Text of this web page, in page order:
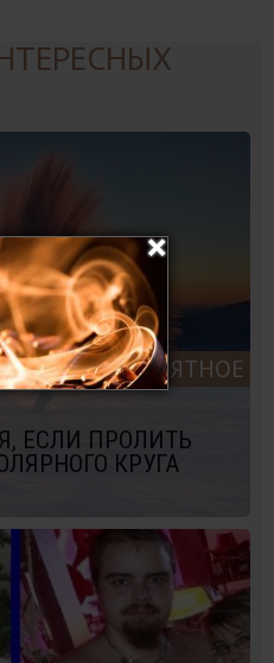
НЕВЕРОЯТНОЕ
ЕСЛИ ПРОЛИТЬ
КРУГА